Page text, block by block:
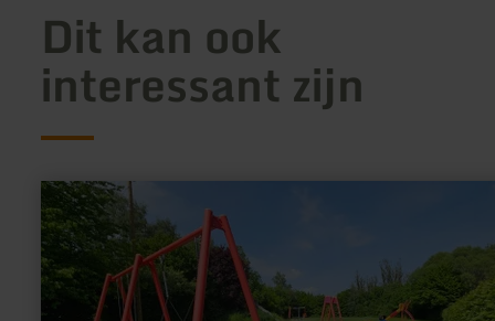
Dit kan ook
interessant zijn
meer
informatie
over:
Kinderspielplatz
Pittenbach